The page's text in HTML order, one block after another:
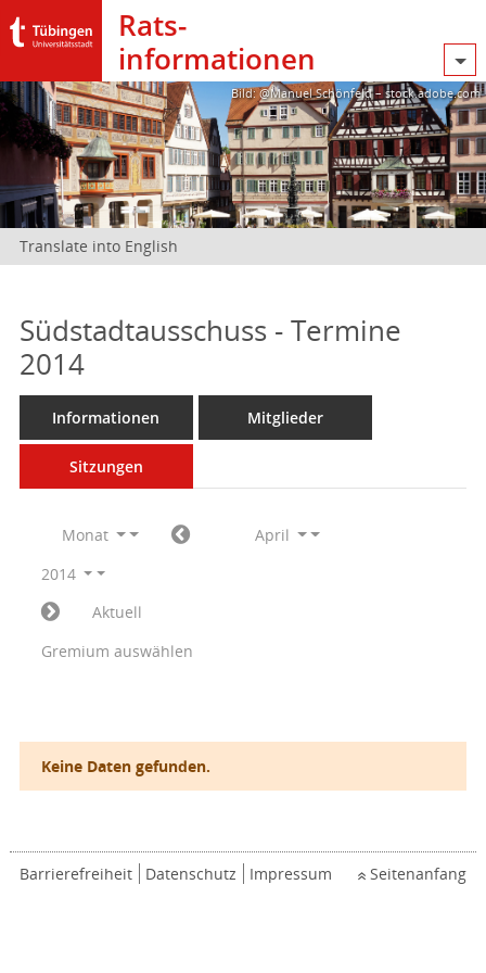
Rats­
informationen
Bild: @Manuel Schönfeld – stock.adobe.com
Translate into English
Südstadtausschuss - Termine
2014
Informationen Mitglieder
Sitzungen
Monat
April
2014
Aktuell
Gremium auswählen
Keine Daten gefunden.
Barrierefreiheit Datenschutz Impressum Seitenanfang